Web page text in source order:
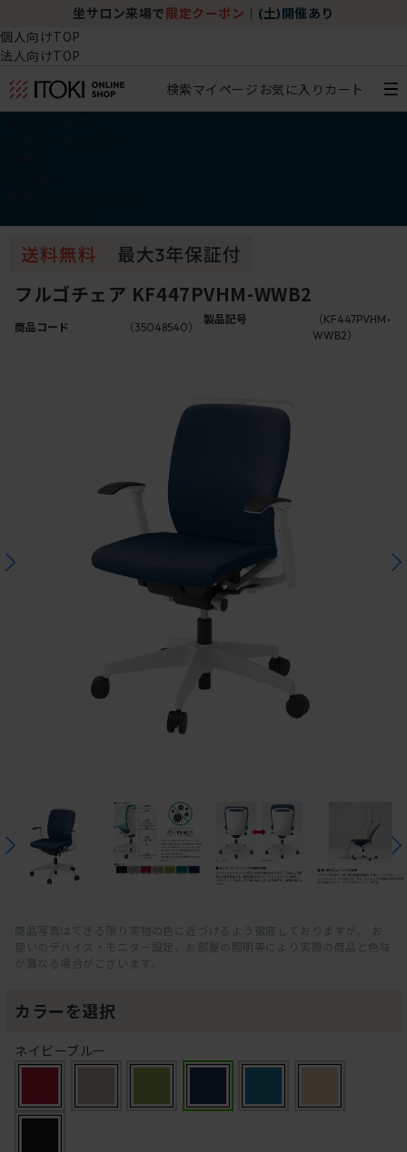
坐サロン来場で 限定クーポン (土)開催あり
個人向けTOP
法人向けTOP
検索マイページ お気に入り カート
フルゴチェア KF447PVHM-WWB2
商品コード （35048540）
製品記号
（KF447PVHM-
WWB2）
商品写真はできる限り実物の色に近づけるよう徹底しておりますが、 お
使いのデバイス・モニター設定、お部屋の照明等により実際の商品と色味
が異なる場合がございます。
カラーを選択
ネイビーブルー